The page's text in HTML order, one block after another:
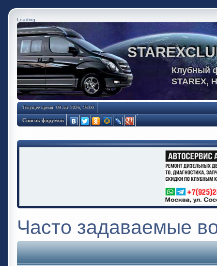
Loading
Клубный
STAREX,
Текущее время: 09 авг 2026, 16:00
Список форумов
Часто задаваемые